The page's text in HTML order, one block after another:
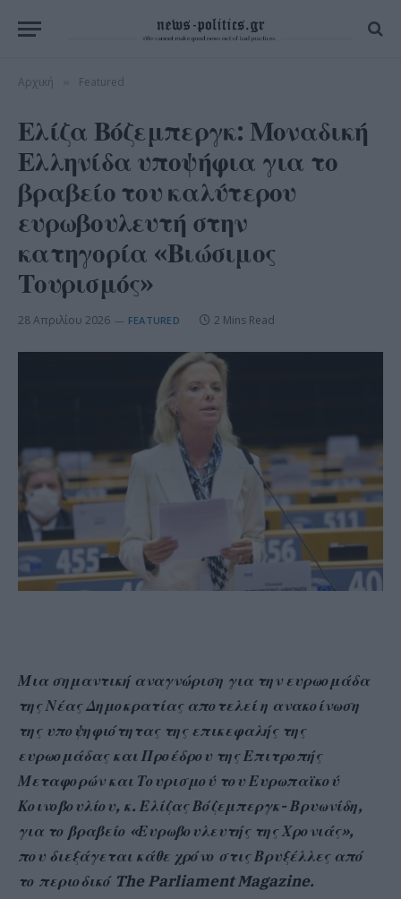
Αρχική Featured
Ελίζα Βόζεμπεργκ: Μοναδική
Ελληνίδα υποψήφια για το
βραβείο του καλύτερου
ευρωβουλευτή στην
κατηγορία «Βιώσιμος
Τουρισμός»
28 Απριλίου 2026 FEATURED 2 Mins Read
Μια σημαντική αναγνώριση για την ευρωομάδα
της Νέας Δημοκρατίας αποτελεί η ανακοίνωση
της υποψηφιότητας της επικεφαλής της
ευρωομάδας και Προέδρου της Επιτροπής
Μεταφορών και Τουρισμού του Ευρωπαϊκού
Κοινοβουλίου, κ. Ελίζας Βόζεμπεργκ- Βρυωνίδη,
για το βραβείο «Ευρωβουλευτής της Χρονιάς»,
που διεξάγεται κάθε χρόνο στις Βρυξέλλες από
το περιοδικό The Parliament Magazine.